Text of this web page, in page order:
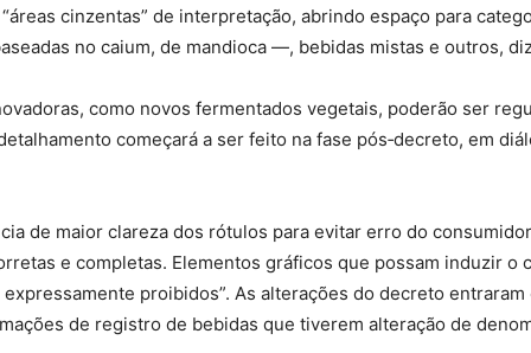
cinzentas” de interpretação, abrindo espaço para
no caium, de mandioca —, bebidas mistas e outros,
como novos fermentados vegetais, poderão ser
começará a ser feito na fase pós‑decreto, em
de maior clareza dos rótulos para evitar erro do
e completas. Elementos gráficos que possam induzir
proibidos”. As alterações do decreto entraram
de registro de bebidas que tiverem alteração de